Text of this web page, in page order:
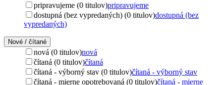
pripravujeme (0 titulov)pripravujeme
dostupná (bez vypredaných) (0 titulov)dostupná (bez
vypredaných)
Nové / čítané
nová (0 titulov)nová
čítaná (0 titulov)čítaná
čítaná - výborný stav (0 titulov)čítaná - výborný stav
čítaná - mierne opotrebovaná (0 titulov)čítaná - mierne